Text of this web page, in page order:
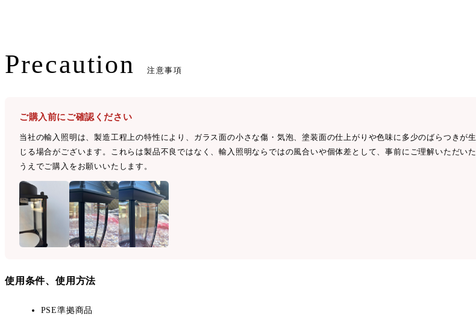
Precaution 注意事項
ご購入前にご確認ください
当社の輸入照明は、製造工程上の特性により、ガラス面の小さな傷・気泡、塗装面の仕上がりや色味に多少のばらつきが生
じる場合がございます。これらは製品不良ではなく、輸入照明ならではの風合いや個体差として、事前にご理解いただいた
うえでご購入をお願いいたします。
使用条件、使用方法
PSE準拠商品